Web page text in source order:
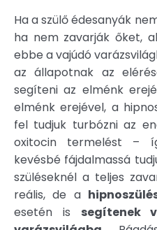
Ha a szülő édesanyák
ha nem zavarják őket,
ebbe a vajúdó
az állapotnak az
segíteni az elménk
elménk erejével, a
fel tudjuk turbózni az
oxitocin termelést –
kevésbé fájdalmassá
szüléseknél a teljes
reális, de a
esetén is segítenek